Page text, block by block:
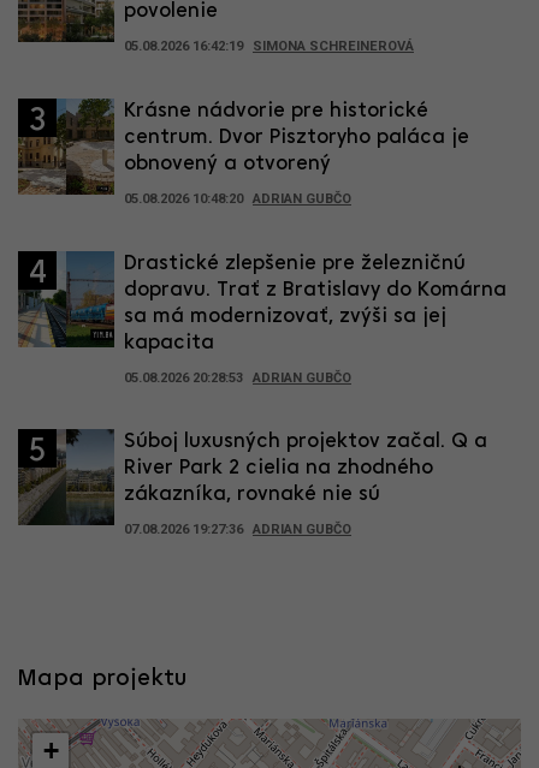
povolenie
05.08.2026 16:42:19 SIMONA SCHREINEROVÁ
3
Krásne nádvorie pre historické
centrum. Dvor Pisztoryho paláca je
obnovený a otvorený
05.08.2026 10:48:20 ADRIAN GUBČO
4
Drastické zlepšenie pre železničnú
dopravu. Trať z Bratislavy do Komárna
sa má modernizovať, zvýši sa jej
kapacita
05.08.2026 20:28:53 ADRIAN GUBČO
5
Súboj luxusných projektov začal. Q a
River Park 2 cielia na zhodného
zákazníka, rovnaké nie sú
07.08.2026 19:27:36 ADRIAN GUBČO
Mapa projektu
+